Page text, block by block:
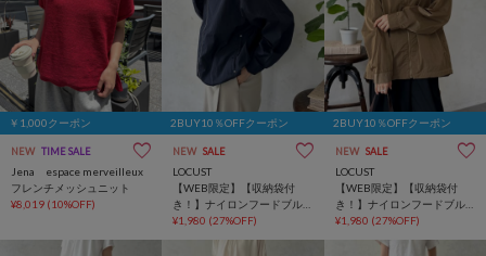
￥1,000クーポン
NEW TIME SALE
Jena espace merveilleux
フレンチメッシュニット
¥8,019 (10%OFF)
2BUY10％OFFクーポン
NEW SALE
LOCUST
【WEB限定】【収納袋付
き！】ナイロンフードブル
ゾン
¥1,980 (27%OFF)
2BUY10％OFFクーポン
NEW SALE
LOCUST
【WEB限定】【収納袋付
き！】ナイロンフードブル
ゾン
¥1,980 (27%OFF)